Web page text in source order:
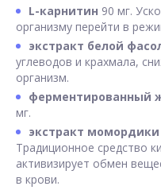
L-карнитин 90 мг.
организму перейти в
экстракт белой
углеводов и крахмала,
организм.
ферментированный
мг.
экстракт момордики
Традиционное средство
активизирует обмен
в крови.